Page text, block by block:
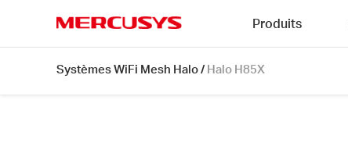
Produits
Systèmes WiFi Mesh Halo/ Halo H85X